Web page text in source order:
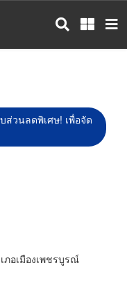
ส่วนลดพิเศษ! เพื่อจัด
ภอเมืองเพชรบูรณ์